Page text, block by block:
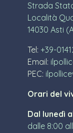
Strada
Località
14030 Asti
Tel: +39-
Email:
PEC:
Orari del
Dal lunedì
dalle 8:00